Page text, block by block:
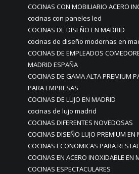
COCINAS CON MOBILIARIO ACERO
cocinas con paneles led
COCINAS DE DISEÑO EN MADRID
cocinas de diseño modernas en
COCINAS DE EMPLEADOS
MADRID ESPAÑA
COCINAS DE GAMA ALTA PREMIUM
PARA EMPRESAS
COCINAS DE LUJO EN MADRID
cocinas de lujo madrid
COCINAS DIFERENTES NOVEDOSAS
COCINAS DISEÑO LUJO PREMIUM EN
COCINAS ECONOMICAS PARA
COCINAS EN ACERO INOXIDABLE EN
COCINAS ESPECTACULARES